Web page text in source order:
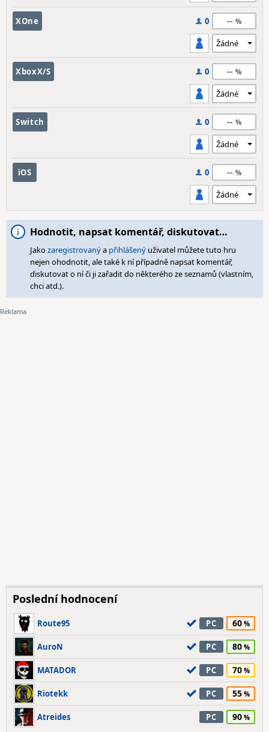
XOne 0 --
XboxX/S 0 --
Switch 0 --
iOS 0 --
Hodnotit, napsat komentář, diskutovat…
Jakozaregistrovanýa přihlášený uživatel můžete tuto hru
nejen ohodnotit, ale také k ní případně napsat komentář,
diskutovat o ní či ji zařadit do některého ze seznamů (vlastním,
chci atd.).
Poslední hodnocení
Route95 PC 60
AuroN PC 80
MATADOR PC 70
Riotekk PC 55
Atreides PC 90